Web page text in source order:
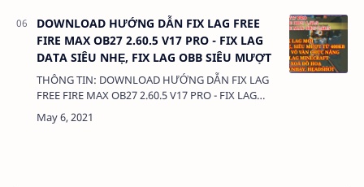
DOWNLOAD HƯỚNG DẪN FIX LAG FREE
FIRE MAX OB27 2.60.5 V17 PRO - FIX LAG
DATA SIÊU NHẸ, FIX LAG OBB SIÊU MƯỢT
THÔNG TIN: DOWNLOAD HƯỚNG DẪN FIX LAG
FREE FIRE MAX OB27 2.60.5 V17 PRO - FIX LAG
DATA SIÊU NHẸ, FIX LAG OBB SIÊU MƯỢT DUNG